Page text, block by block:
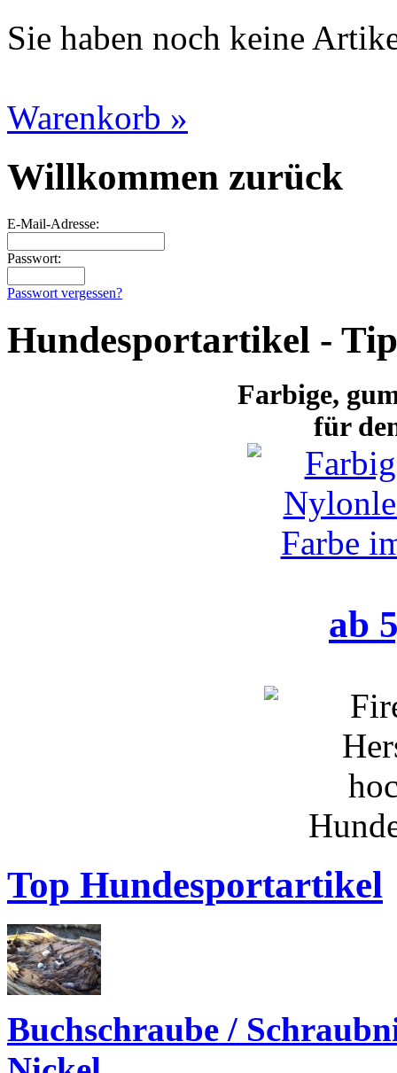
Sie haben noch keine
Warenkorb »
Willkommen zurück
E-Mail-Adresse:
Passwort:
Passwort vergessen?
Hundesportartikel - Tip
Farbige,
für
ab
Top Hundesportartikel
Buchschraube /